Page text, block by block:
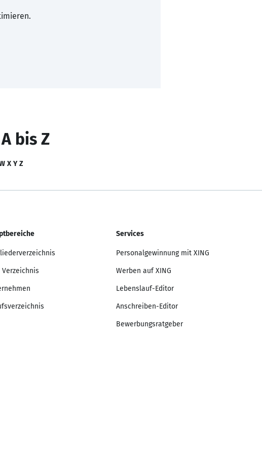
bis Z
X Y Z
Verzeichnis
Services
Personalgewinnung mit XING
Werben auf XING
Lebenslauf-Editor
Anschreiben-Editor
Bewerbungsratgeber